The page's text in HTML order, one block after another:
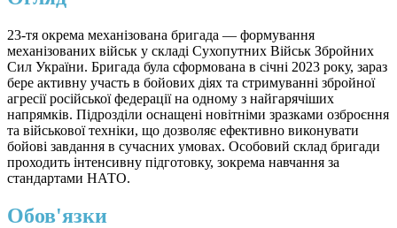
23-тя окрема механізована бригада — формування
механізованих військ у складі Сухопутних Військ Збройних
Сил України. Бригада була сформована в січні 2023 року, зараз
бере активну участь в бойових діях та стримуванні збройної
агресії російської федерації на одному з найгарячіших
напрямків. Підрозділи оснащені новітніми зразками озброєння
та військової техніки, що дозволяє ефективно виконувати
бойові завдання в сучасних умовах. Особовий склад бригади
проходить інтенсивну підготовку, зокрема навчання за
стандартами НАТО.
Обов'язки